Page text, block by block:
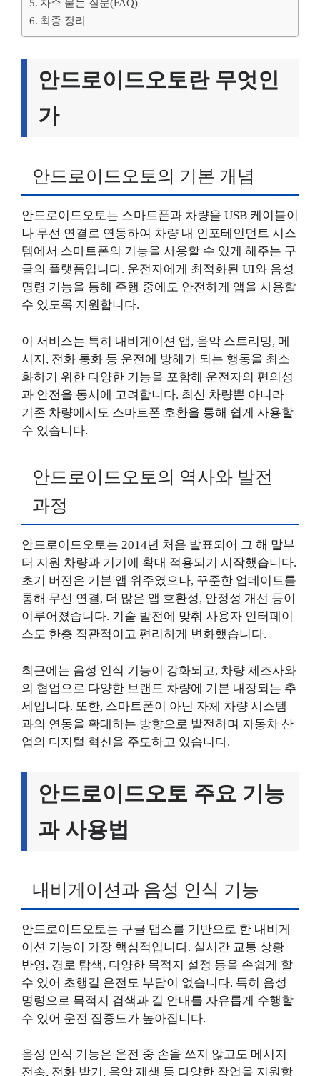
자주 묻는 질문(FAQ)
최종 정리
안드로이드오토란 무엇인
가
안드로이드오토의 기본 개념
안드로이드오토는 스마트폰과 차량을 USB 케이블이
나 무선 연결로 연동하여 차량 내 인포테인먼트 시스
템에서 스마트폰의 기능을 사용할 수 있게 해주는 구
글의 플랫폼입니다. 운전자에게 최적화된 UI와 음성
명령 기능을 통해 주행 중에도 안전하게 앱을 사용할
수 있도록 지원합니다.
이 서비스는 특히 내비게이션 앱, 음악 스트리밍, 메
시지, 전화 통화 등 운전에 방해가 되는 행동을 최소
화하기 위한 다양한 기능을 포함해 운전자의 편의성
과 안전을 동시에 고려합니다. 최신 차량뿐 아니라
기존 차량에서도 스마트폰 호환을 통해 쉽게 사용할
수 있습니다.
안드로이드오토의 역사와 발전
과정
안드로이드오토는 2014년 처음 발표되어 그 해 말부
터 지원 차량과 기기에 확대 적용되기 시작했습니다.
초기 버전은 기본 앱 위주였으나, 꾸준한 업데이트를
통해 무선 연결, 더 많은 앱 호환성, 안정성 개선 등이
이루어졌습니다. 기술 발전에 맞춰 사용자 인터페이
스도 한층 직관적이고 편리하게 변화했습니다.
최근에는 음성 인식 기능이 강화되고, 차량 제조사와
의 협업으로 다양한 브랜드 차량에 기본 내장되는 추
세입니다. 또한, 스마트폰이 아닌 자체 차량 시스템
과의 연동을 확대하는 방향으로 발전하며 자동차 산
업의 디지털 혁신을 주도하고 있습니다.
안드로이드오토 주요 기능
과 사용법
내비게이션과 음성 인식 기능
안드로이드오토는 구글 맵스를 기반으로 한 내비게
이션 기능이 가장 핵심적입니다. 실시간 교통 상황
반영, 경로 탐색, 다양한 목적지 설정 등을 손쉽게 할
수 있어 초행길 운전도 부담이 없습니다. 특히 음성
명령으로 목적지 검색과 길 안내를 자유롭게 수행할
수 있어 운전 집중도가 높아집니다.
음성 인식 기능은 운전 중 손을 쓰지 않고도 메시지
전송, 전화 받기, 음악 재생 등 다양한 작업을 지원함